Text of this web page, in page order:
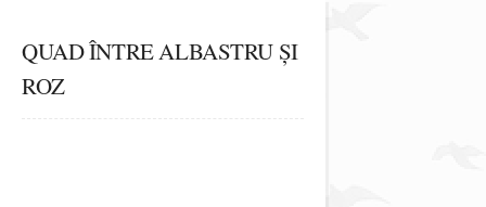
QUAD ÎNTRE ALBASTRU ȘI
ROZ